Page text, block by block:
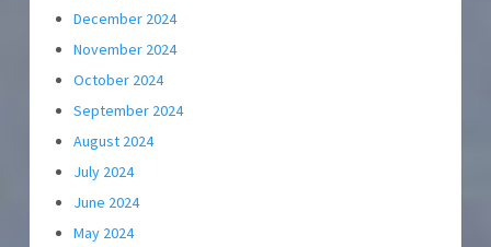
December 2024
November 2024
October 2024
September 2024
August 2024
July 2024
June 2024
May 2024